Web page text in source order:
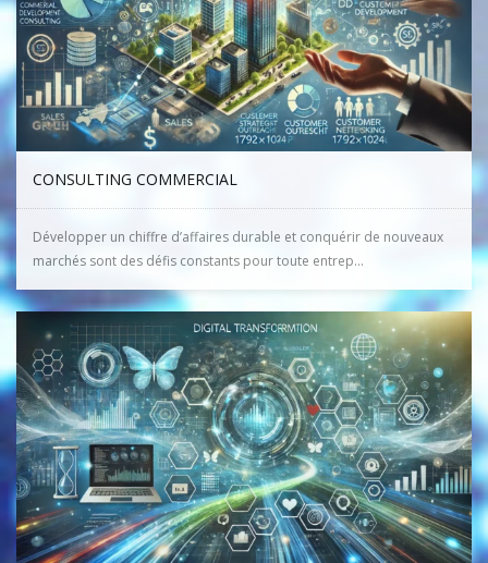
CONSULTING COMMERCIAL
Développer un chiffre d’affaires durable et conquérir de nouveaux
marchés sont des défis constants pour toute entrep...